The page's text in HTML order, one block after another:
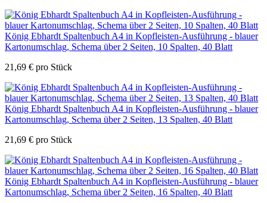
König Ebhardt Spaltenbuch A4 in Kopfleisten-Ausführung - blauer
Kartonumschlag, Schema über 2 Seiten, 10 Spalten, 40 Blatt
21,69 € pro Stück
König Ebhardt Spaltenbuch A4 in Kopfleisten-Ausführung - blauer
Kartonumschlag, Schema über 2 Seiten, 13 Spalten, 40 Blatt
21,69 € pro Stück
König Ebhardt Spaltenbuch A4 in Kopfleisten-Ausführung - blauer
Kartonumschlag, Schema über 2 Seiten, 16 Spalten, 40 Blatt